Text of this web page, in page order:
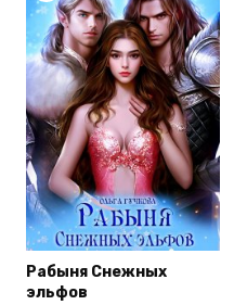
Рабыня Снежных
эльфов